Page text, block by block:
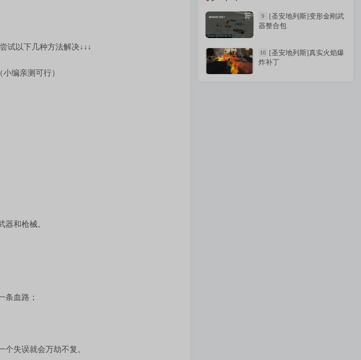
试以下几种方法解决↓↓↓
编亲测可行）
和枪械。
条血路；
失误就会万劫不复。
9
[圣安地列斯]变形金刚武
器整合包
10
[圣安地列斯]真实火焰爆
炸补丁
9
[圣安地列斯]变形金刚武
器整合包
10
[圣安地列斯]真实火焰爆
炸补丁